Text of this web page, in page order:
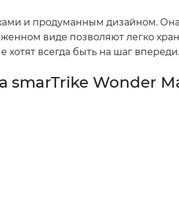
и продуманным дизайном. Она
виде позволяют легко
всегда быть на шаг впереди.
smarTrike Wonder